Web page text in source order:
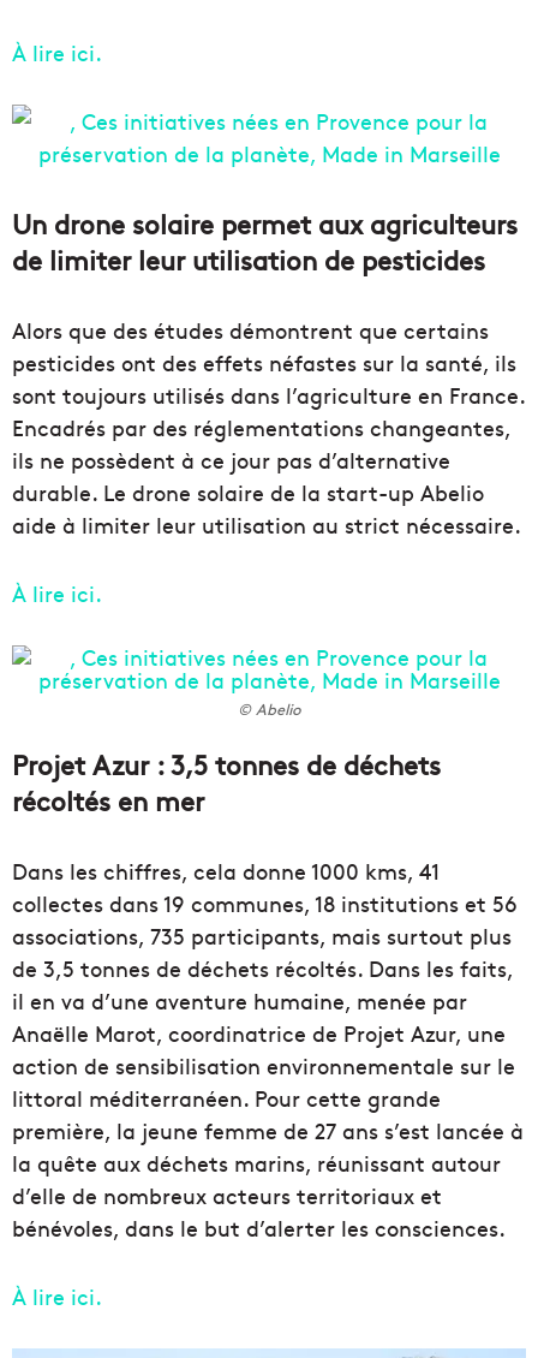
À lire ici.
Un drone solaire permet aux agriculteurs
de limiter leur utilisation de pesticides
Alors que des études démontrent que certains
pesticides ont des effets néfastes sur la santé, ils
sont toujours utilisés dans l’agriculture en France.
Encadrés par des réglementations changeantes,
ils ne possèdent à ce jour pas d’alternative
durable. Le drone solaire de la start-up Abelio
aide à limiter leur utilisation au strict nécessaire.
À lire ici.
© Abelio
Projet Azur : 3,5 tonnes de déchets
récoltés en mer
Dans les chiffres, cela donne 1000 kms, 41
collectes dans 19 communes, 18 institutions et 56
associations, 735 participants, mais surtout plus
de 3,5 tonnes de déchets récoltés. Dans les faits,
il en va d’une aventure humaine, menée par
Anaëlle Marot, coordinatrice de Projet Azur, une
action de sensibilisation environnementale sur le
littoral méditerranéen. Pour cette grande
première, la jeune femme de 27 ans s’est lancée à
la quête aux déchets marins, réunissant autour
d’elle de nombreux acteurs territoriaux et
bénévoles, dans le but d’alerter les consciences.
À lire ici.